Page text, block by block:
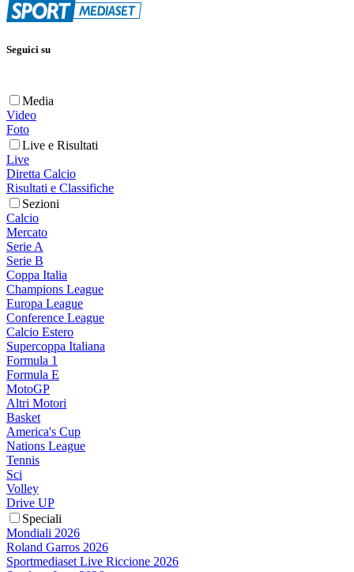
Seguici su
Media
Video
Foto
Live e Risultati
Live
Diretta Calcio
Risultati e Classifiche
Sezioni
Calcio
Mercato
Serie A
Serie B
Coppa Italia
Champions League
Europa League
Conference League
Calcio Estero
Supercoppa Italiana
Formula 1
Formula E
MotoGP
Altri Motori
Basket
America's Cup
Nations League
Tennis
Sci
Volley
Drive UP
Speciali
Mondiali 2026
Roland Garros 2026
Sportmediaset Live Riccione 2026